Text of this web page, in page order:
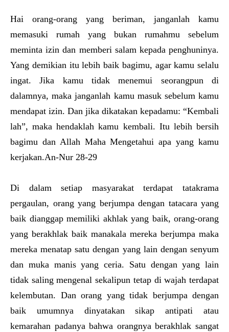
Hai orang-orang yang beriman, janganlah kamu
memasuki rumah yang bukan rumahmu sebelum
meminta izin dan memberi salam kepada penghuninya.
Yang demikian itu lebih baik bagimu, agar kamu selalu
ingat. Jika kamu tidak menemui seorangpun di
dalamnya, maka janganlah kamu masuk sebelum kamu
mendapat izin. Dan jika dikatakan kepadamu: “Kembali
lah”, maka hendaklah kamu kembali. Itu lebih bersih
bagimu dan Allah Maha Mengetahui apa yang kamu
kerjakan.An-Nur 28-29
Di dalam setiap masyarakat terdapat tatakrama
pergaulan, orang yang berjumpa dengan tatacara yang
baik dianggap memiliki akhlak yang baik, orang-orang
yang berakhlak baik manakala mereka berjumpa maka
mereka menatap satu dengan yang lain dengan senyum
dan muka manis yang ceria. Satu dengan yang lain
tidak saling mengenal sekalipun tetap di wajah terdapat
kelembutan. Dan orang yang tidak berjumpa dengan
baik umumnya dinyatakan sikap antipati atau
kemarahan padanya bahwa orangnya berakhlak sangat